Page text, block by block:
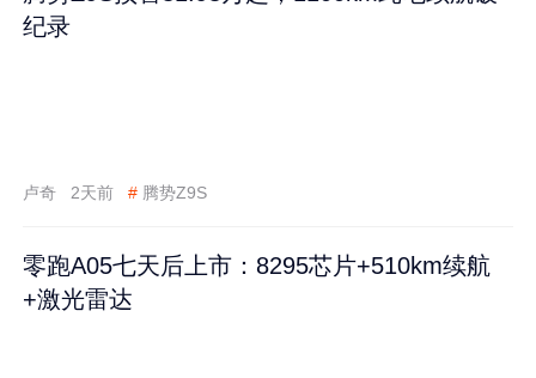
纪录
卢奇 2天前 # 腾势Z9S
零跑A05七天后上市：8295芯片+510km续航
+激光雷达